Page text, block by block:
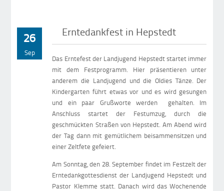
26
Sep
Erntedankfest in Hepstedt
Das Erntefest der Landjugend Hepstedt startet immer
mit dem Festprogramm. Hier präsentieren unter
anderem die Landjugend und die Oldies Tänze. Der
Kindergarten führt etwas vor und es wird gesungen
und ein paar Grußworte werden gehalten. Im
Anschluss startet der Festumzug, durch die
geschmückten Straßen von Hepstedt. Am Abend wird
der Tag dann mit gemütlichem beisammensitzen und
einer Zeltfete gefeiert.
Am Sonntag, den 28. September findet im Festzelt der
Erntedankgottesdienst der Landjugend Hepstedt und
Pastor Klemme statt. Danach wird das Wochenende